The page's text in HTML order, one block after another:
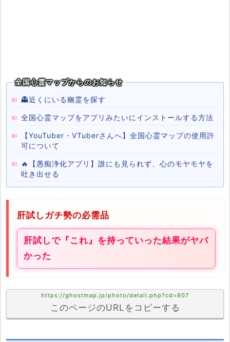
全国心霊マップからのお知らせ
👻近くにいる幽霊を探す
全国心霊マップをアプリみたいにインストールする方法
【YouTuber・VTuberさんへ】全国心霊マップの使用許
可について
🔥【愚痴浄化アプリ】誰にも見られず、心のモヤモヤを
吐き出せる
肝試しガチ勢の必需品
肝試しで『これ』を持っていった結果がヤバ
かった
https://ghostmap.jp/photo/detail.php?cd=807
このページのURLをコピーする